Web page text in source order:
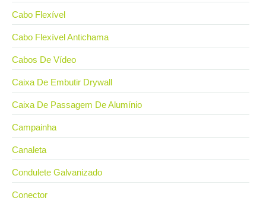
Cabo Flexível
Cabo Flexível Antichama
Cabos De Vídeo
Caixa De Embutir Drywall
Caixa De Passagem De Alumínio
Campainha
Canaleta
Condulete Galvanizado
Conector